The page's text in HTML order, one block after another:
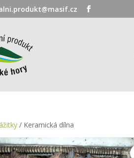
/ Keramická dílna